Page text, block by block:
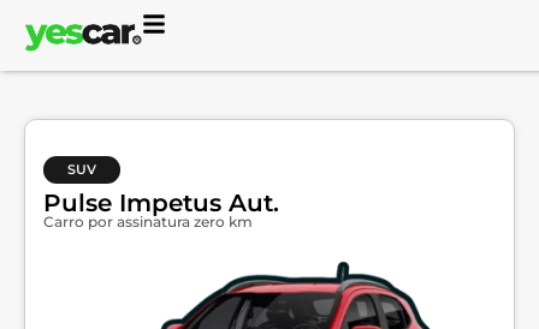
SUV
Pulse Impetus Aut.
Carro por assinatura zero km